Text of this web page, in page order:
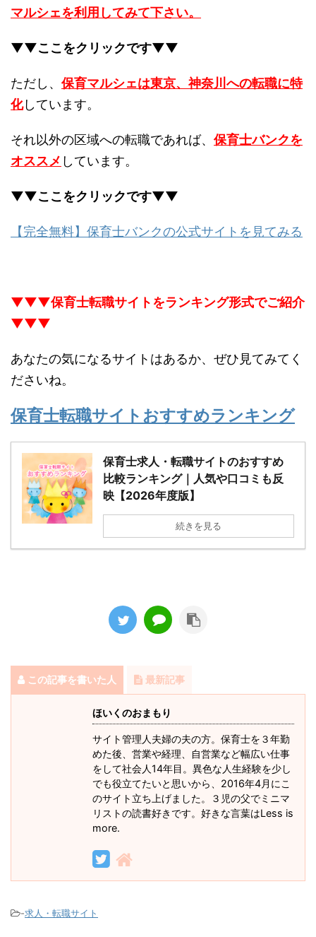
マルシェを利用してみて下さい。
▼▼ここをクリックです▼▼
ただし、 保育マルシェは東京、神奈川への転職に特
化しています。
それ以外の区域への転職であれば、 保育士バンクを
オススメ しています。
▼▼ここをクリックです▼▼
【完全無料】保育士バンクの公式サイトを見てみる
▼▼▼保育士転職サイトをランキング形式でご紹介
▼▼▼
あなたの気になるサイトはあるか、ぜひ見てみてく
ださいね。
保育士転職サイトおすすめランキング
保育士求人・転職サイトのおすすめ
比較ランキング｜人気や口コミも反
映【2026年度版】
続きを見る
この記事を書いた人 最新記事
ほいくのおまもり
サイト管理人夫婦の夫の方。保育士を３年勤
めた後、営業や経理、自営業など幅広い仕事
をして社会人14年目。異色な人生経験を少し
でも役立てたいと思いから、2016年4月にこ
のサイト立ち上げました。３児の父でミニマ
リストの読書好きです。好きな言葉はLess is
more.
-求人・転職サイト